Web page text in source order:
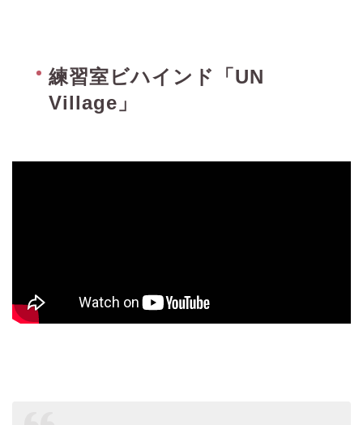
練習室ビハインド「UN
Village」